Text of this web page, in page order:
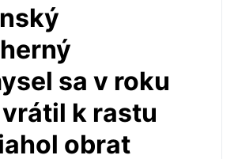
sa v roku
k rastu
obrat